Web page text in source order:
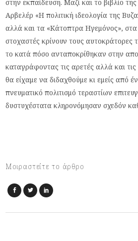
στην εκπαίδευση. Μαζί και το βιβλίο
Αρβελέρ «Η πολιτική ιδεολογία της
αλλά και τα «Κάτοπτρα Ηγεμόνος», στα
στοχαστές κρίνουν τους αυτοκράτορες
το κατά πόσο ανταποκρίθηκαν στην
καταγράφοντας τις αρετές αλλά και
θα είχαμε να διδαχθούμε κι εμείς από
πνευματικό πολιτισμό τεραστίων
δυστυχέστατα κληρονόμησαν σχεδόν
Μοιραστείτε το άρθρο